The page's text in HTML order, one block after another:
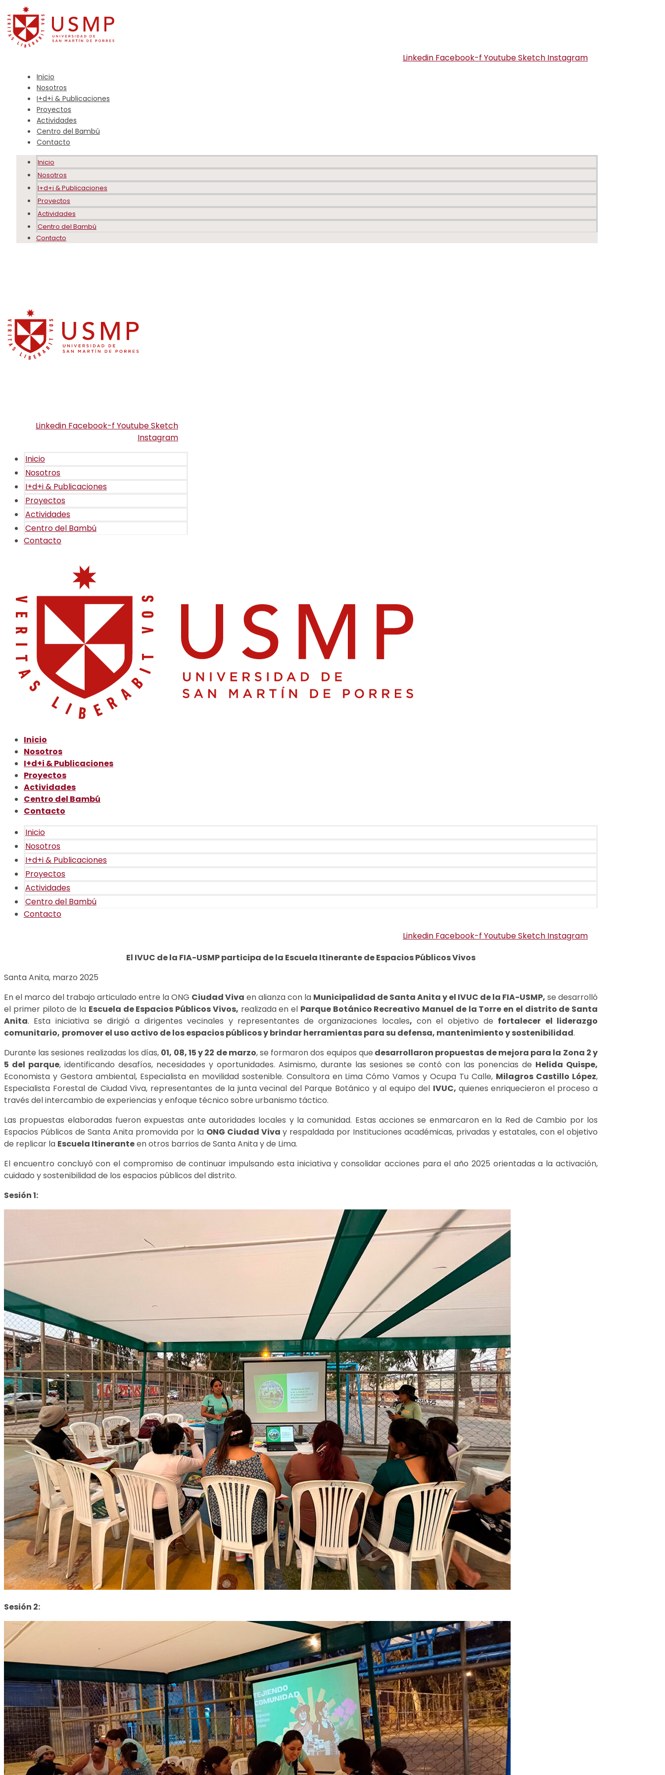
Linkedin Facebook-f YoutubeSketch Instagram
Inicio
Nosotros
I+d+i & Publicaciones
Proyectos
Actividades
Centro del Bambú
Contacto
Inicio
Nosotros
I+d+i & Publicaciones
Proyectos
Actividades
Centro del Bambú
Contacto
Linkedin Facebook-f YoutubeSketch
Instagram
Inicio
Nosotros
I+d+i & Publicaciones
Proyectos
Actividades
Centro del Bambú
Contacto
Inicio
Nosotros
I+d+i & Publicaciones
Proyectos
Actividades
Centro del Bambú
Contacto
Inicio
Nosotros
I+d+i & Publicaciones
Proyectos
Actividades
Centro del Bambú
Contacto
Linkedin Facebook-f YoutubeSketch Instagram
El IVUC de la FIA-USMP participa de la Escuela Itinerante de Espacios Públicos Vivos
Santa Anita, marzo 2025
En el marco del trabajo articulado entre la ONG Ciudad Viva en alianza con la Municipalidad de Santa Anita y el IVUC de la FIA-USMP, se desarrolló
el primer piloto de la Escuela de Espacios Públicos Vivos, realizada en el Parque Botánico Recreativo Manuel de la Torre en el distrito de Santa
Anita. Esta iniciativa se dirigió a dirigentes vecinales y representantes de organizaciones locales, con el objetivo de fortalecer el liderazgo
comunitario, promover el uso activo de los espacios públicos y brindar herramientas para su defensa, mantenimiento y sostenibilidad.
Durante las sesiones realizadas los días, 01, 08, 15 y 22 de marzo, se formaron dos equipos que desarrollaron propuestas de mejora para la Zona 2 y
5 del parque, identificando desafíos, necesidades y oportunidades. Asimismo, durante las sesiones se contó con las ponencias de Helida Quispe,
Economista y Gestora ambiental, Especialista en movilidad sostenible. Consultora en Lima Cómo Vamos y Ocupa Tu Calle, Milagros Castillo López,
Especialista Forestal de Ciudad Viva, representantes de la junta vecinal del Parque Botánico y al equipo del IVUC, quienes enriquecieron el proceso a
través del intercambio de experiencias y enfoque técnico sobre urbanismo táctico.
Las propuestas elaboradas fueron expuestas ante autoridades locales y la comunidad. Estas acciones se enmarcaron en la Red de Cambio por los
Espacios Públicos de Santa Anita promovida por la ONG Ciudad Viva y respaldada por Instituciones académicas, privadas y estatales, con el objetivo
de replicar la Escuela Itineranteen otros barrios de Santa Anita y de Lima.
El encuentro concluyó con el compromiso de continuar impulsando esta iniciativa y consolidar acciones para el año 2025 orientadas a la activación,
cuidado y sostenibilidad de los espacios públicos del distrito.
Sesión 1:
Sesión 2: